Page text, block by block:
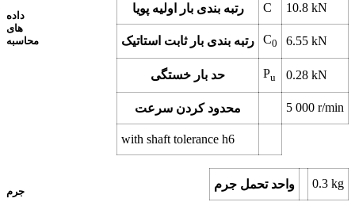
داده
های
محاسبه
رتبه بندی بار اولیه پویا C 10.8 kN
رتبه بندی بار ثابت استاتیک C0 6.55 kN
حد بار خستگی Pu 0.28 kN
محدود کردن سرعت 5 000 r/min
with shaft tolerance h6
جرم
واحد تحمل جرم 0.3 kg